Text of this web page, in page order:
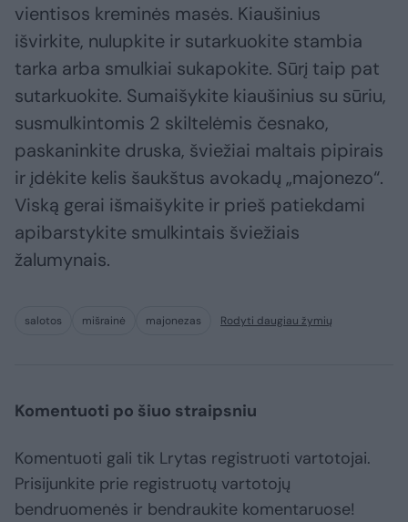
vientisos kreminės masės. Kiaušinius
išvirkite, nulupkite ir sutarkuokite stambia
tarka arba smulkiai sukapokite. Sūrį taip pat
sutarkuokite. Sumaišykite kiaušinius su sūriu,
susmulkintomis 2 skiltelėmis česnako,
paskaninkite druska, šviežiai maltais pipirais
ir įdėkite kelis šaukštus avokadų „majonezo“.
Viską gerai išmaišykite ir prieš patiekdami
apibarstykite smulkintais šviežiais
žalumynais.
salotos mišrainė majonezas Rodyti daugiau žymių
Komentuoti po šiuo straipsniu
Komentuoti gali tik Lrytas registruoti vartotojai.
Prisijunkite prie registruotų vartotojų
bendruomenės ir bendraukite komentaruose!